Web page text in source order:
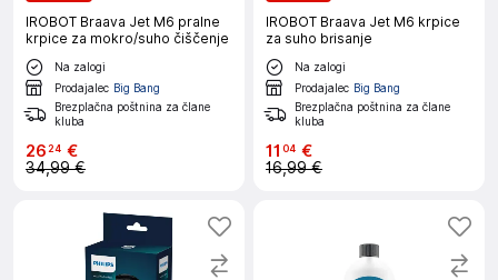
IROBOT Braava Jet M6 pralne
krpice za mokro/suho čiščenje
Na zalogi
Prodajalec Big Bang
Brezplačna poštnina za člane
kluba
26 24 €
34,99 €
IROBOT Braava Jet M6 krpice
za suho brisanje
Na zalogi
Prodajalec Big Bang
Brezplačna poštnina za člane
kluba
11 04 €
16,99 €